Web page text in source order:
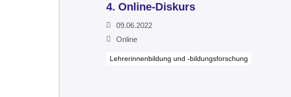
4. Online-Diskurs
09.06.2022
Online
Lehrerinnenbildung und -bildungsforschung